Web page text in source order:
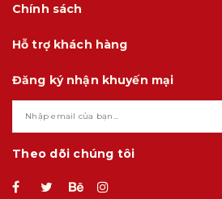
Chính sách
Hỗ trợ khách hàng
Đăng ký nhận khuyến mại
Theo dõi chúng tôi